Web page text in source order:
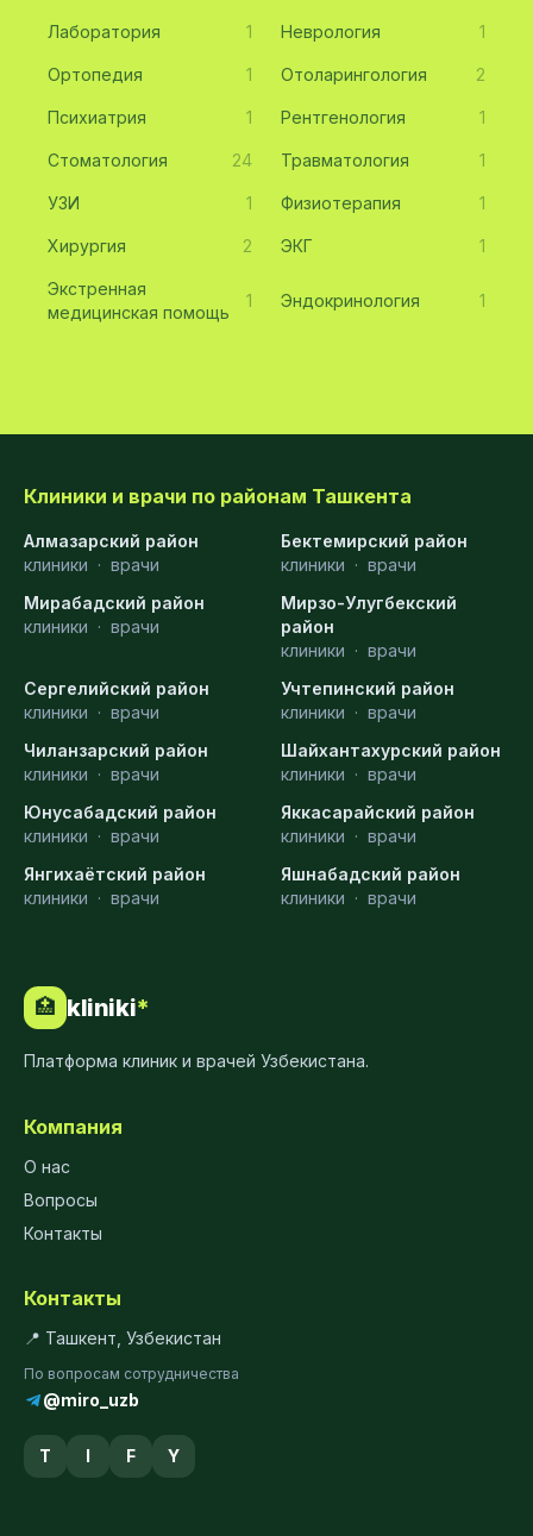
Лаборатория 1 Неврология 1
Ортопедия 1 Отоларингология 2
Психиатрия 1 Рентгенология 1
Стоматология 24 Травматология 1
УЗИ 1 Физиотерапия 1
Хирургия 2 ЭКГ 1
Экстренная
медицинская помощь
1 Эндокринология 1
Клиники и врачи по районам Ташкента
Алмазарский район
клиники · врачи
Бектемирский район
клиники · врачи
Мирабадский район
клиники · врачи
Мирзо-Улугбекский
район
клиники · врачи
Сергелийский район
клиники · врачи
Учтепинский район
клиники · врачи
Чиланзарский район
клиники · врачи
Шайхантахурский район
клиники · врачи
Юнусабадский район
клиники · врачи
Яккасарайский район
клиники · врачи
Янгихаётский район
клиники · врачи
Яшнабадский район
клиники · врачи
🏥 kliniki*
Платформа клиник и врачей Узбекистана.
Компания
О нас
Вопросы
Контакты
Контакты
📍 Ташкент, Узбекистан
По вопросам сотрудничества
@miro_uzb
T I F Y